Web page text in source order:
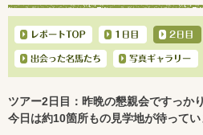
ツアー2日目：昨晩の懇親会ですっか
今日は約10箇所もの見学地が待ってい